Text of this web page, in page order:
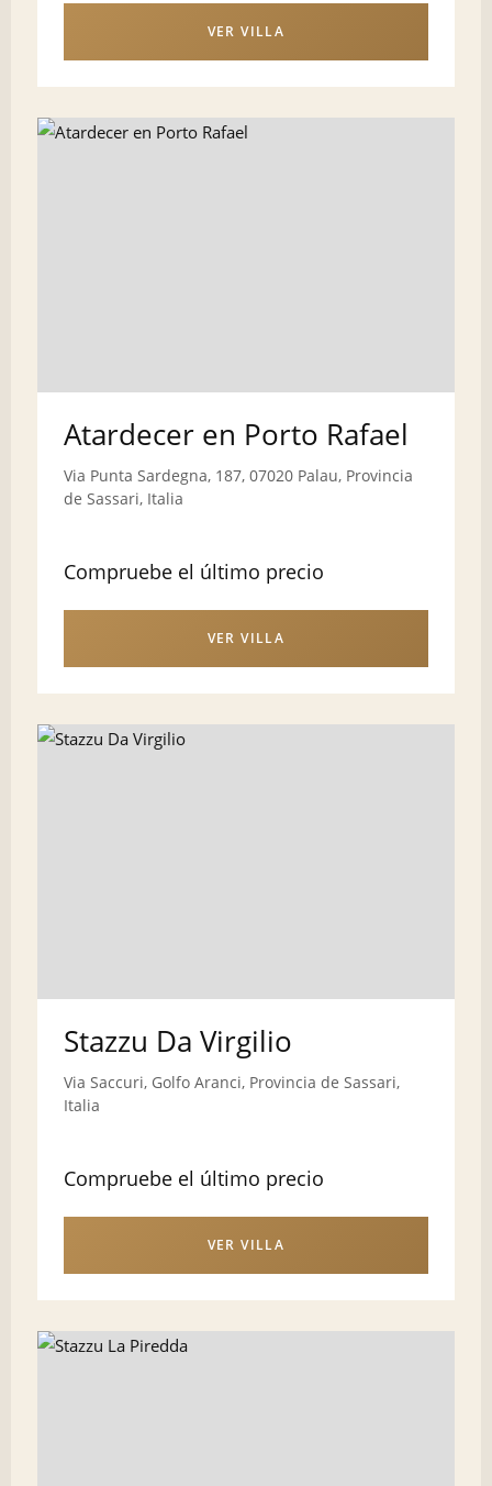
VER VILLA
Atardecer en Porto Rafael
Via Punta Sardegna, 187, 07020 Palau, Provincia
de Sassari, Italia
Compruebe el último precio
VER VILLA
Stazzu Da Virgilio
Via Saccuri, Golfo Aranci, Provincia de Sassari,
Italia
Compruebe el último precio
VER VILLA